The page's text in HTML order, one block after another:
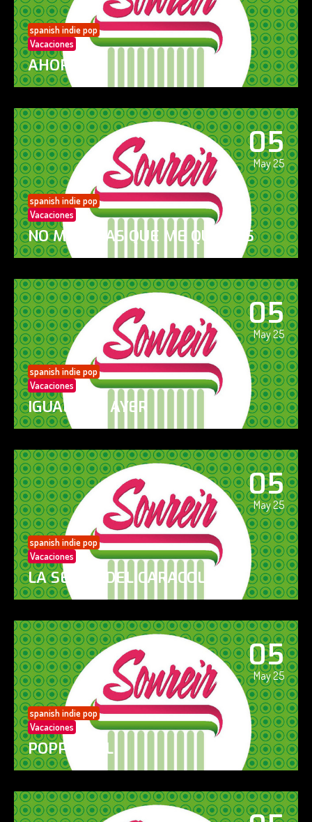
spanish indie pop
Vacaciones
AHORA SÍ!
05
May 25
spanish indie pop
Vacaciones
NO ME DIGAS QUE ME QUIERES
05
May 25
spanish indie pop
Vacaciones
IGUAL QUE AYER
05
May 25
spanish indie pop
Vacaciones
LA SENDA DEL CARACOL
05
May 25
spanish indie pop
Vacaciones
POPPY GIRL